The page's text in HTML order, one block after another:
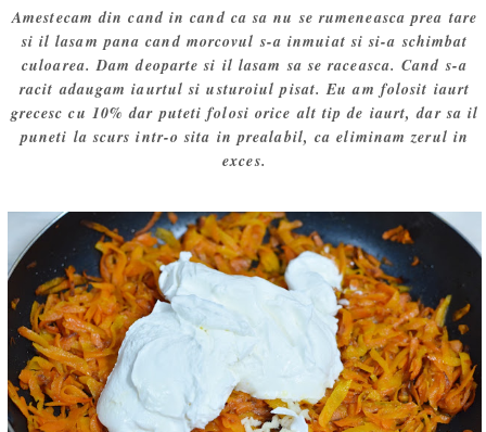
Amestecam din cand in cand ca sa nu se rumeneasca prea tare
si il lasam pana cand morcovul s-a inmuiat si si-a schimbat
culoarea. Dam deoparte si il lasam sa se raceasca. Cand s-a
racit adaugam iaurtul si usturoiul pisat. Eu am folosit iaurt
grecesc cu 10% dar puteti folosi orice alt tip de iaurt, dar sa il
puneti la scurs intr-o sita in prealabil, ca eliminam zerul in
exces.